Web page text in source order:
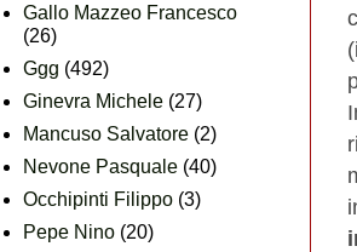
Gallo Mazzeo Francesco
(26)
Ggg (492)
Ginevra Michele (27)
Mancuso Salvatore (2)
Nevone Pasquale (40)
Occhipinti Filippo (3)
Pepe Nino (20)